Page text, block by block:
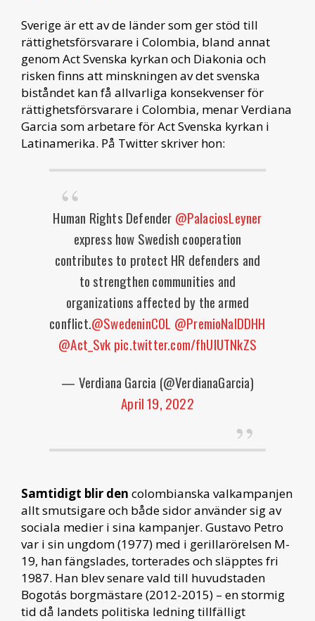
Sverige är ett av de länder som ger stöd till
rättighetsförsvarare i Colombia, bland annat
genom Act Svenska kyrkan och Diakonia och
risken finns att minskningen av det svenska
biståndet kan få allvarliga konsekvenser för
rättighetsförsvarare i Colombia, menar Verdiana
Garcia som arbetare för Act Svenska kyrkan i
Latinamerika. På Twitter skriver hon:
Human Rights Defender @PalaciosLeyner
express how Swedish cooperation
contributes to protect HR defenders and
to strengthen communities and
organizations affected by the armed
conflict.⁦@SwedeninCOL @PremioNalDDHH
@Act_Svk pic.twitter.com/fhUlUTNkZS
— Verdiana Garcia (@VerdianaGarcia)
April 19, 2022
Samtidigt blir den colombianska valkampanjen
allt smutsigare och både sidor använder sig av
sociala medier i sina kampanjer. Gustavo Petro
var i sin ungdom (1977) med i gerillarörelsen M-
19, han fängslades, torterades och släpptes fri
1987. Han blev senare vald till huvudstaden
Bogotás borgmästare (2012-2015) – en stormig
tid då landets politiska ledning tillfälligt